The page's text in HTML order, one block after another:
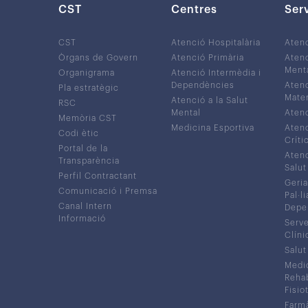
CST
CST
Òrgans de Govern
Organigrama
Pla estratègic
RSC
Memòria CST
Codi ètic
Portal de la
Transparència
Perfil Contractant
Comunicació i Premsa
Canal Intern
Informació
Centres
Atenció Hospitalària
Atenció Primària
Atenció Intermèdia i
Dependències
Atenció a la Salut
Mental
Medicina Esportiva